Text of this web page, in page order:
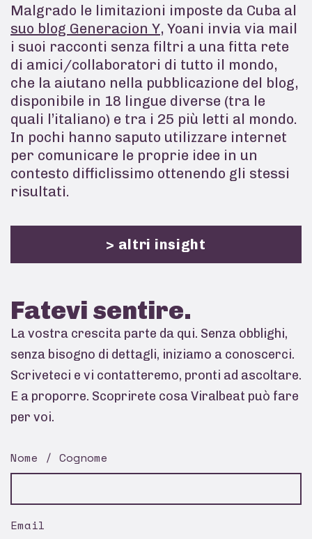
Malgrado le limitazioni imposte da Cuba al
suo blog Generacion Y, Yoani invia via mail
i suoi racconti senza filtri a una fitta rete
di amici/collaboratori di tutto il mondo,
che la aiutano nella pubblicazione del blog,
disponibile in 18 lingue diverse (tra le
quali l’italiano) e tra i 25 più letti al mondo.
In pochi hanno saputo utilizzare internet
per comunicare le proprie idee in un
contesto difficlissimo ottenendo gli stessi
risultati.
> altri insight
Fatevi sentire.
La vostra crescita parte da qui. Senza obblighi,
senza bisogno di dettagli, iniziamo a conoscerci.
Scriveteci e vi contatteremo, pronti ad ascoltare.
E a proporre. Scoprirete cosa Viralbeat può fare
per voi.
Nome / Cognome
Email